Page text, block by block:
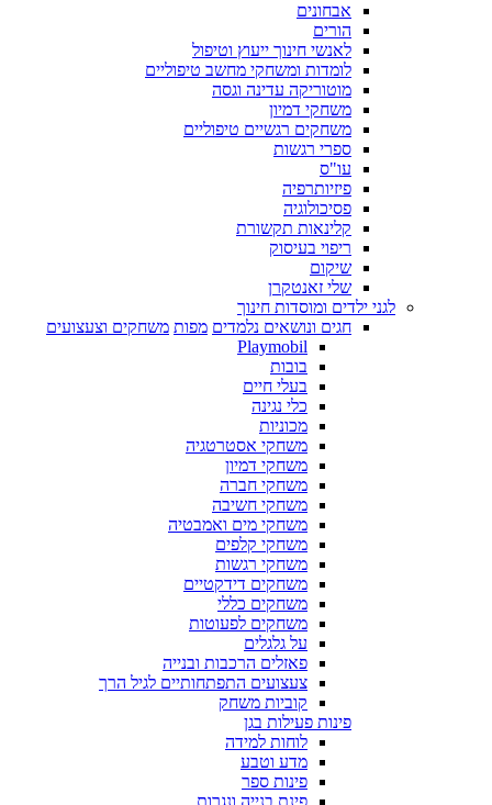
אבחונים
הורים
לאנשי חינוך ייעוץ וטיפול
לומדות ומשחקי מחשב טיפוליים
מוטוריקה עדינה וגסה
משחקי דמיון
משחקים רגשיים טיפוליים
ספרי רגשות
עו"ס
פיזיותרפיה
פסיכולוגיה
קלינאות תקשורת
ריפוי בעיסוק
שיקום
שלי זאנטקרן
לגני ילדים ומוסדות חינוך
חגים ונושאים נלמדים מפות משחקים וצעצועים
Playmobil
בובות
בעלי חיים
כלי נגינה
מכוניות
משחקי אסטרטגיה
משחקי דמיון
משחקי חברה
משחקי חשיבה
משחקי מים ואמבטיה
משחקי קלפים
משחקי רגשות
משחקים דידקטיים
משחקים כללי
משחקים לפעוטות
על גלגלים
פאזלים הרכבות ובנייה
צעצועים התפתחותיים לגיל הרך
קוביות משחק
פינות פעילות בגן
לוחות למידה
מדע וטבע
פינות ספר
פינת בנייה ונגרות